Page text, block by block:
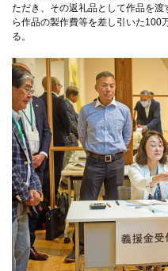
ただき、その返礼品として作品を
ら作品の製作費等を差し引いた100
る。